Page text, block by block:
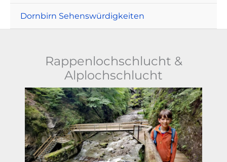
Dornbirn Sehenswürdigkeiten
Rappenlochschlucht &
Alplochschlucht